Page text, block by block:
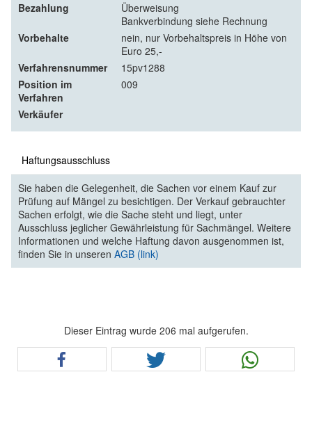
Bezahlung
Überweisung
Bankverbindung siehe Rechnung
Vorbehalte
nein, nur Vorbehaltspreis in Höhe von
Euro 25,-
Verfahrensnummer
15pv1288
Position im
Verfahren
009
Verkäufer
Haftungsausschluss
Sie haben die Gelegenheit, die Sachen vor einem Kauf zur
Prüfung auf Mängel zu besichtigen. Der Verkauf gebrauchter
Sachen erfolgt, wie die Sache steht und liegt, unter
Ausschluss jeglicher Gewährleistung für Sachmängel. Weitere
Informationen und welche Haftung davon ausgenommen ist,
finden Sie in unseren AGB (link)
Dieser Eintrag wurde 206 mal aufgerufen.